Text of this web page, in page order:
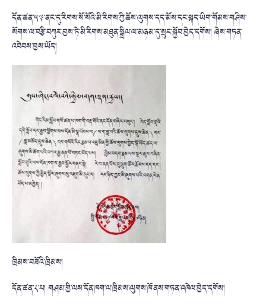
དོན་ཚན་༥༣་ནང་དུ་རིགས་སོ་སོའི་མི་རིགས་ཀྱི་ཆོས་ལུགས་དད་མོས་དང་སྐད་ཡིག་གོམས་གཤིས་
སོགས་ལ་བརྩི་བཀུར་བྱས་ཏེ་མི་རིགས་མཐུན་སྒྲིལ་ལ་མཉམ་དུ་སྲུང་སྐྱོབ་བྱེད་དགོས། ཞེས་གཏན་
འབེབས་བྱས་ཡོད།
ཁྲིམས་བཟོའི་ཁྲིམས།
དོན་ཚན་༨་པ། གཤམ་གྱི་ལས་དོན་ཁག་ལ་ཁྲིམས་ལུགས་ཁོ་ནས་གཏན་འཁེལ་བྱེད་དགོས།